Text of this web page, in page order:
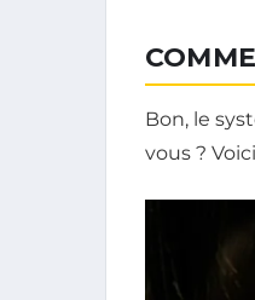
Bon, le
vous ?